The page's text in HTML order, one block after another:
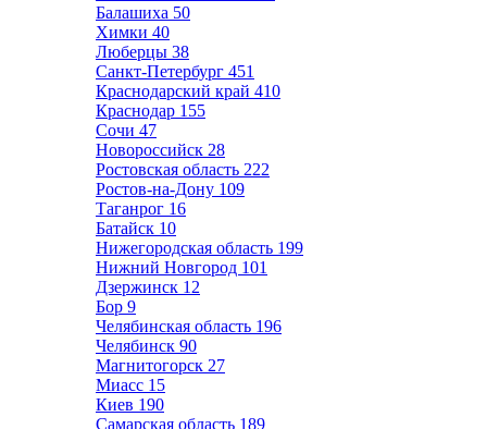
Балашиха 50
Химки 40
Люберцы 38
Санкт-Петербург 451
Краснодарский край 410
Краснодар 155
Сочи 47
Новороссийск 28
Ростовская область 222
Ростов-на-Дону 109
Таганрог 16
Батайск 10
Нижегородская область 199
Нижний Новгород 101
Дзержинск 12
Бор 9
Челябинская область 196
Челябинск 90
Магнитогорск 27
Миасс 15
Киев 190
Самарская область 189